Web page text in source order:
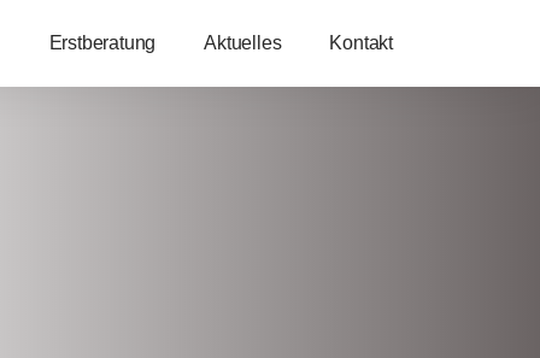
Erstberatung Aktuelles Kontakt